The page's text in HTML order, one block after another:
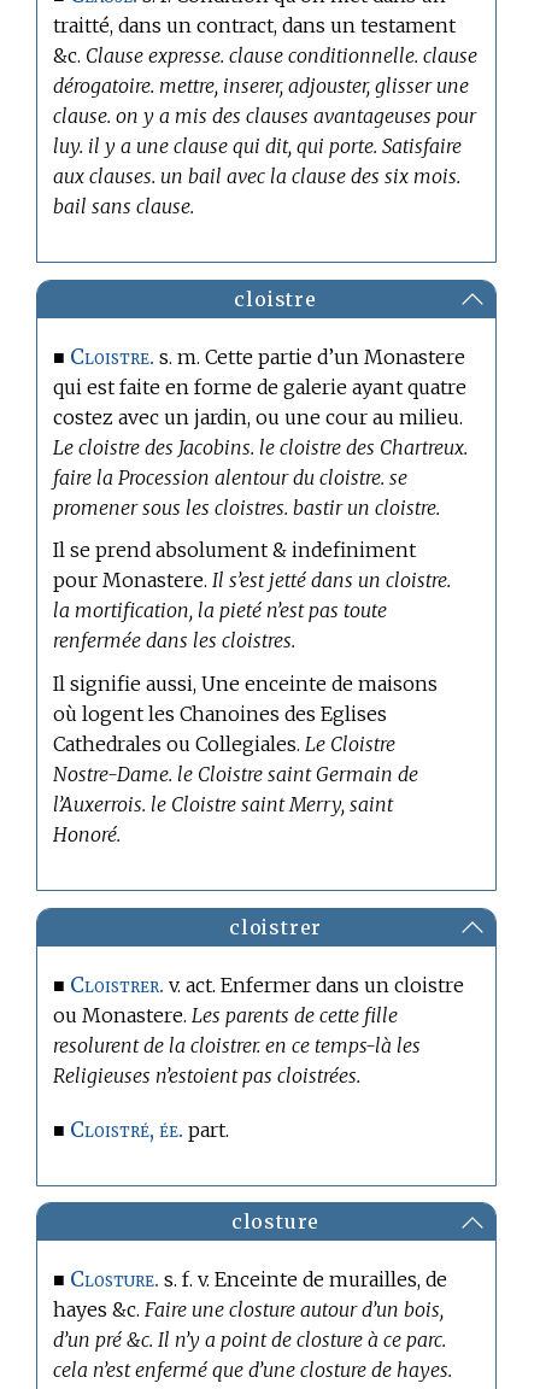
traitté, dans un contract, dans un testament
&c. Clause expresse. clause conditionnelle. clause
dérogatoire. mettre, inserer, adjouster, glisser une
clause. on y a mis des clauses avantageuses pour
luy. il y a une clause qui dit, qui porte. Satisfaire
aux clauses. un bail avec la clause des six mois.
bail sans clause.
cloistre
■ Cloistre. s. m. Cette partie d’un Monastere
qui est faite en forme de galerie ayant quatre
costez avec un jardin, ou une cour au milieu.
Le cloistre des Jacobins. le cloistre des Chartreux.
faire la Procession alentour du cloistre. se
promener sous les cloistres. bastir un cloistre.
Il se prend absolument & indefiniment
pour Monastere.Il s’est jetté dans un cloistre.
la mortification, la pieté n’est pas toute
renfermée dans les cloistres.
Il signifie aussi, Une enceinte de maisons
où logent les Chanoines des Eglises
Cathedrales ou Collegiales.Le Cloistre
Nostre-Dame. le Cloistre saint Germain de
l’Auxerrois. le Cloistre saint Merry, saint
Honoré.
cloistrer
■ Cloistrer. v. act. Enfermer dans un cloistre
ou Monastere. Les parents de cette fille
resolurent de la cloistrer. en ce temps-là les
Religieuses n’estoient pas cloistrées.
■ Cloistré, ée. part.
closture
■ Closture. s. f. v. Enceinte de murailles, de
hayes &c.Faire une closture autour d’un bois,
d’un pré &c. Il n’y a point de closture à ce parc.
cela n’est enfermé que d’une closture de hayes.